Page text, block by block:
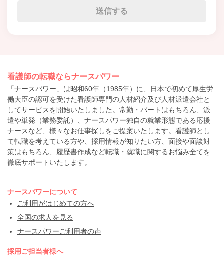
看護師の転職ならナースパワー
「ナースパワー」は昭和60年（1985年）に、日本で初めて厚生労
働大臣の認可を受けた看護師専門の人材紹介及び人材派遣会社と
してサービスを開始いたしました。常勤・パートはもちろん、派
遣や単発（業務委託）、ナースパワー独自の就業形態である応援
ナースなど、様々なお仕事探しをご提案いたします。看護師とし
て転職を考えている方や、採用情報が知りたい方、面接や面談対
策はもちろん、履歴書作成など転職・就職に関するお悩み全てを
徹底サポートいたします。
ナースパワーについて
ご利用がはじめての方へ
全国の求人を見る
ナースパワーご利用者の声
採用ご担当者様へ